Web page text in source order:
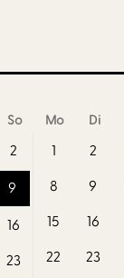
So Mo Di
2
9
16
23
1 2
8
9
15
16
22
23